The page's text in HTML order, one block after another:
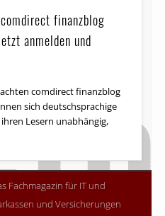
finanzblog
anmelden und
comdirect finanzblog
sich deutsch­sprachige
Lesern unabhängig,
Fachmagazin für IT und
und Versicherungen